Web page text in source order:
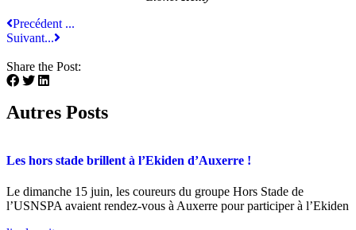
Precédent ...
Suivant...
Share the Post:
Autres Posts
Les hors stade brillent à l’Ekiden d’Auxerre !
Le dimanche 15 juin, les coureurs du groupe Hors Stade de
l’USNSPA avaient rendez-vous à Auxerre pour participer à l’Ekiden